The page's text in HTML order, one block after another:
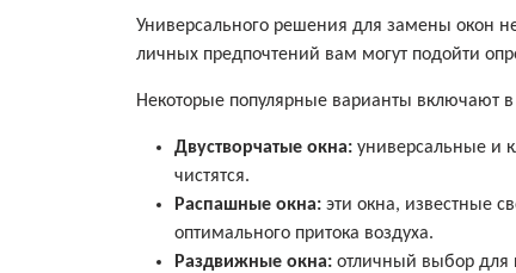
Универсального решения для замены окон
личных предпочтений вам могут подойти
Некоторые популярные варианты включают в
Двустворчатые окна: универсальные и
чистятся.
Распашные окна: эти окна, известные
оптимального притока воздуха.
Раздвижные окна: отличный выбор для